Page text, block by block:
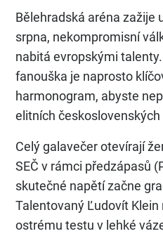
Bělehradská aréna zažije
srpna, nekompromisní
nabitá evropskými
fanouška je naprosto
harmonogram, abyste
elitních
Celý galavečer otevírají
SEČ v rámci předzápasů
skutečné napětí začne
Talentovaný Ľudovít
ostrému testu v lehké